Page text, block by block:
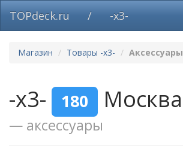
TOPdeck.ru / -x3-
Магазин Товары -x3- Аксессуары
-x3- 180 Москва
— аксессуары